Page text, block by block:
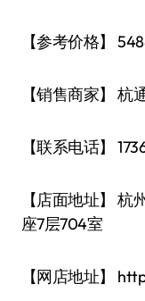
【参考价格】
【销售商家】 杭
【联系电话】
【店面地址】
座7层704室
【网店地址】